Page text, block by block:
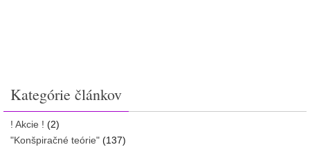
Kategórie článkov
! Akcie ! (2)
"Konšpiračné teórie" (137)